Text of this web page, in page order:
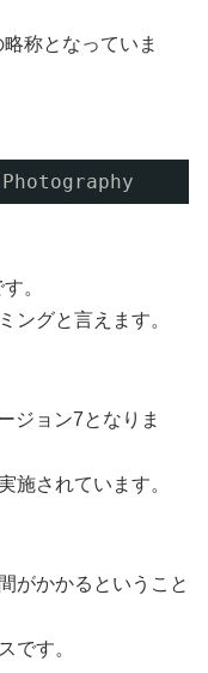
称となっていま
。
ングと言えます。
ジョン7となりま
施されています。
がかかるということ
です。